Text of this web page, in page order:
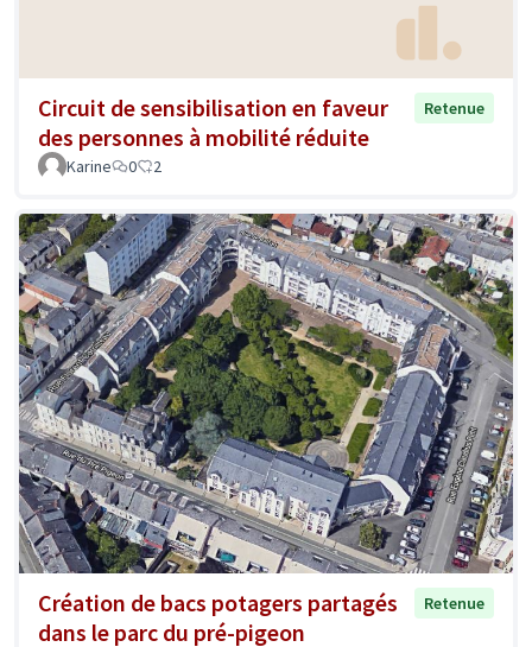
Circuit de sensibilisation en faveur
des personnes à mobilité réduite
Retenue
Karine 0 2
Création de bacs potagers partagés
dans le parc du pré-pigeon
Retenue